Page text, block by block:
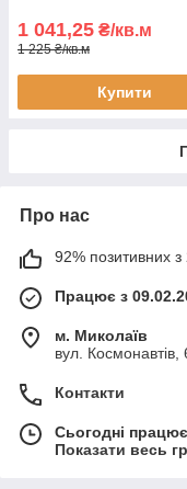
1 041,25 ₴/кв.м
1 225 ₴/кв.м
Купити
Про нас
92% позитивних з
Працює з
м. Миколаїв
вул. Космонавтів,
Контакти
Сьогодні
Показати весь